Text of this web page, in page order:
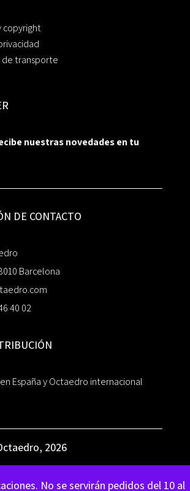
No se servirán pedidos del 10 al
copyright
de transporte
nuestras novedades en tu
DE CONTACTO
Barcelona
40 02
España y Octaedro internacional
2026